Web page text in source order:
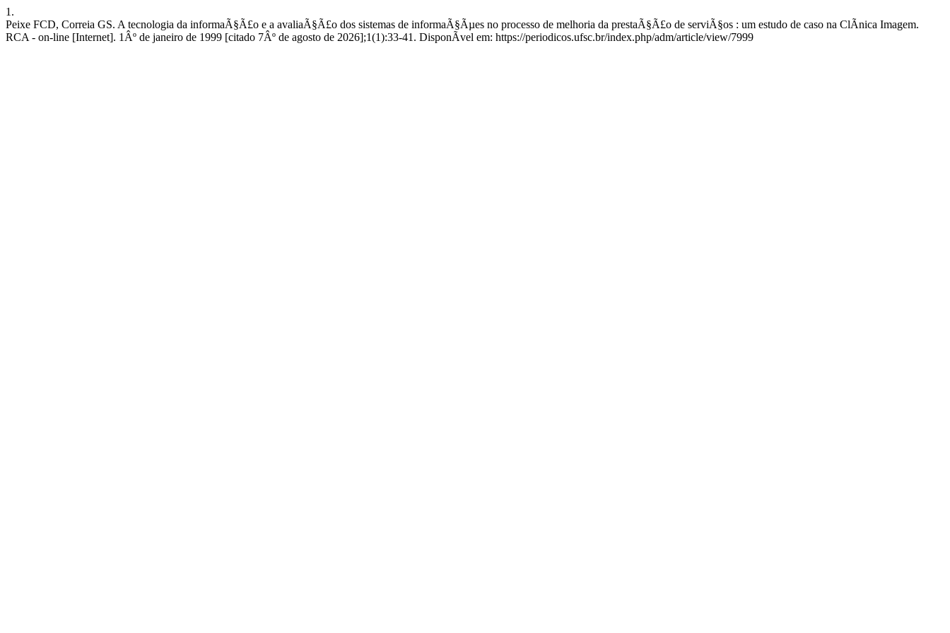
1.
Peixe FCD, Correia GS. A tecnologia da informaÃ§Ã£o e a avaliaÃ§Ã£o dos sistemas de informaÃ§Ãµes no processo de melhoria da prestaÃ§Ã£o de serviÃ§os : um estudo de caso na ClÃ­nica Imagem.
RCA - on-line [Internet]. 1Âº de janeiro de 1999 [citado 7Âº de agosto de 2026];1(1):33-41. DisponÃ­vel em: https://periodicos.ufsc.br/index.php/adm/article/view/7999